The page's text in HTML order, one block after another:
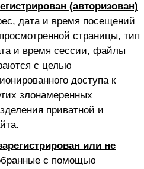
(авторизован)
дата и время посещений
страницы, тип
и время сессии, файлы
с целью
доступа к
злонамеренных
приватной и
или не
с помощью